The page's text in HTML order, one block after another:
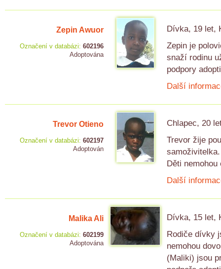
Zepin Awuor
Označení v databázi: 602196
Adoptována
Dívka, 19 let,
Zepin je
snaží rodinu
podpory
Další
Trevor Otieno
Označení v databázi: 602197
Adoptován
Chlapec, 20
Trevor žije
Děti
Další
Malika Ali
Označení v databázi: 602199
Adoptována
Dívka, 15 let,
Rodiče dívky
nemohou
(Maliki) jsou